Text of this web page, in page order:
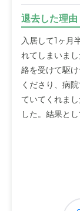
退去した理由
入居して1ヶ月
れてしまいま
絡を受けて駆
くださり、病
ていてくれま
した。結果と